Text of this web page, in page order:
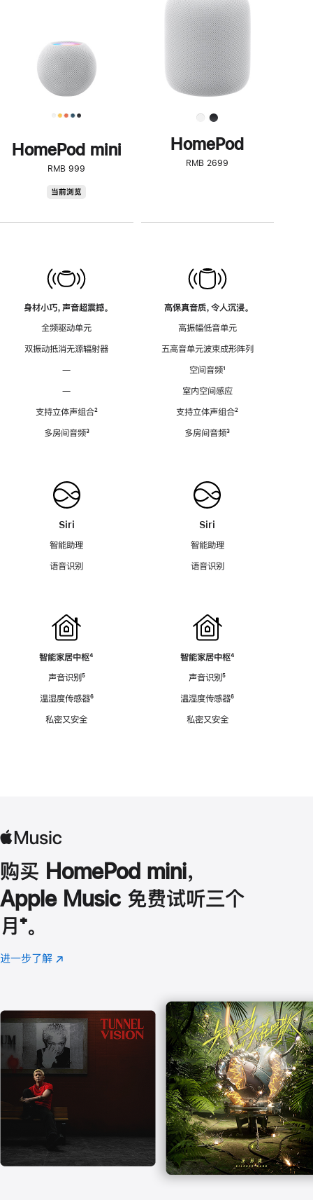
HomePod mini
RMB 999
当前浏览
身材小巧，声音超震撼。
全频驱动单元
双振动抵消无源辐射器
—
—
支持立体声组合脚
²
多房间音频脚
³
Siri
智能助理
语音识别
智能家居中枢脚
⁴
声音识别脚
⁵
温湿度传感器脚
⁶
私密又安全
了
解
HomePod<
HomePod
RMB 2699
高保真音质，令人沉浸。
高振幅低音单元
五高音单元波束成形阵列
空间音频脚
¹
室内空间感应
支持立体声组合脚
²
多房间音频脚
³
Siri
智能助理
语音识别
智能家居中枢脚
⁴
声音识别脚
⁵
温湿度传感器脚
⁶
私密又安全
购买 HomePod mini，
Apple Music 免费试听三个
月 脚
注
⁺。
进一步了解 Apple
(在
口
中
打
开)